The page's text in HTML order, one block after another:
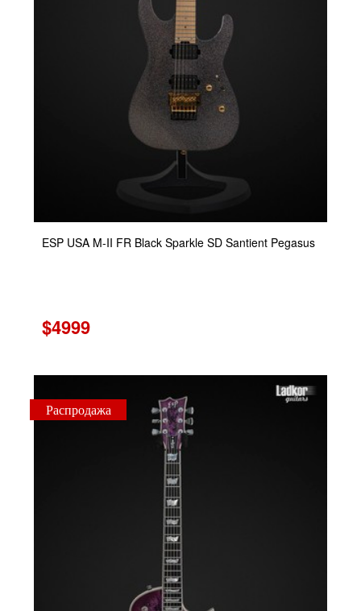
ESP USA M-II FR Black Sparkle SD Santient Pegasus
$4999
Распродажа